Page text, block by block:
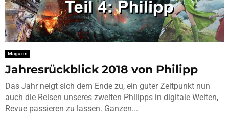
Magazin
Jahresrückblick 2018 von Philipp
Das Jahr neigt sich dem Ende zu, ein guter Zeitpunkt nun
auch die Reisen unseres zweiten Philipps in digitale Welten,
Revue passieren zu lassen. Ganzen...